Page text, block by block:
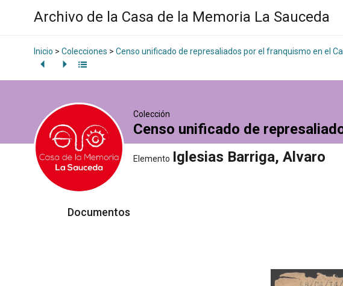
Archivo de la Casa de la Memoria La Sauceda
Inicio > Colecciones > Censo unificado de represaliados por el franquismo en el
Colección
Censo unificado de
Elemento Iglesias Barriga, Alvaro
Documentos